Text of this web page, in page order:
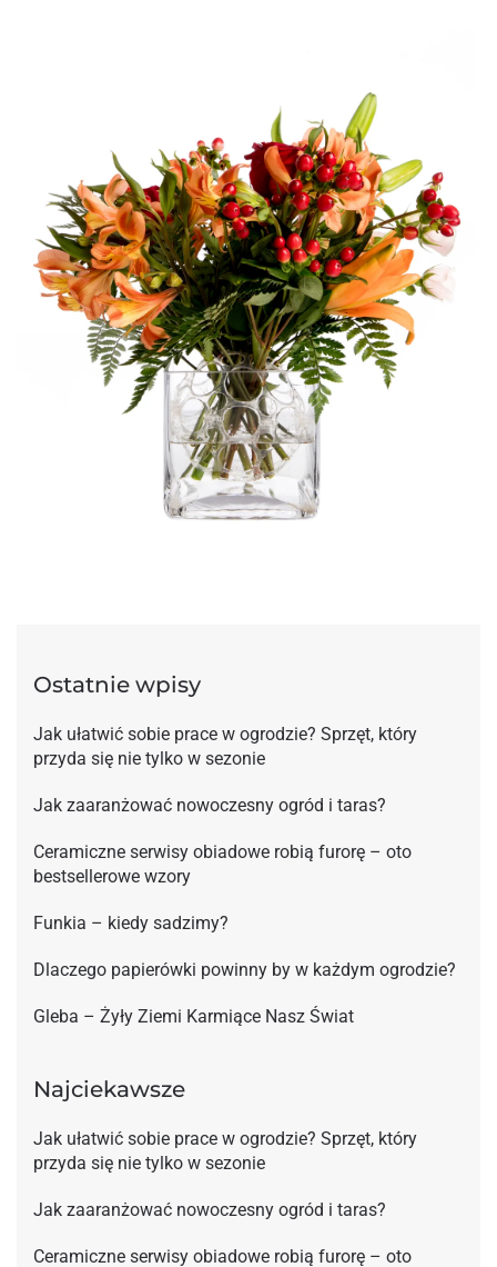
Ostatnie wpisy
Jak ułatwić sobie prace w ogrodzie? Sprzęt, który
przyda się nie tylko w sezonie
Jak zaaranżować nowoczesny ogród i taras?
Ceramiczne serwisy obiadowe robią furorę – oto
bestsellerowe wzory
Funkia – kiedy sadzimy?
Dlaczego papierówki powinny by w każdym ogrodzie?
Gleba – Żyły Ziemi Karmiące Nasz Świat
Najciekawsze
Jak ułatwić sobie prace w ogrodzie? Sprzęt, który
przyda się nie tylko w sezonie
Jak zaaranżować nowoczesny ogród i taras?
Ceramiczne serwisy obiadowe robią furorę – oto